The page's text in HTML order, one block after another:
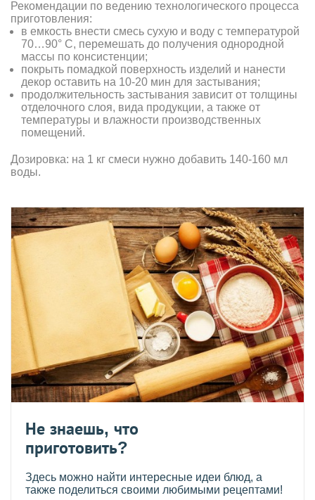
Рекомендации по ведению технологического процесса
приготовления:
в емкость внести смесь сухую и воду с температурой
70…90° С, перемешать до получения однородной
массы по консистенции;
покрыть помадкой поверхность изделий и нанести
декор оставить на 10-20 мин для застывания;
продолжительность застывания зависит от толщины
отделочного слоя, вида продукции, а также от
температуры и влажности производственных
помещений.
Дозировка: на 1 кг смеси нужно добавить 140-160 мл
воды.
Не знаешь, что
приготовить?
Здесь можно найти интересные идеи блюд, а
также поделиться своими любимыми рецептами!